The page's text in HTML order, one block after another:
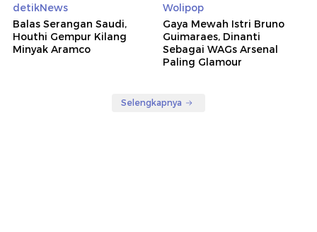
detikNews
Balas Serangan Saudi,
Houthi Gempur Kilang
Minyak Aramco
Wolipop
Gaya Mewah Istri Bruno
Guimaraes, Dinanti
Sebagai WAGs Arsenal
Paling Glamour
Selengkapnya